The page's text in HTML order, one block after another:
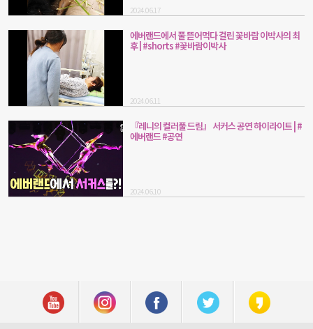
2024.06.17
에버랜드에서 풀 뜯어먹다 걸린 꽃바람 이박사의 최
후 | #shorts #꽃바람이박사
2024.06.11
『레니의 컬러풀 드림』 서커스 공연 하이라이트 | #
에버랜드 #공연
2024.06.10